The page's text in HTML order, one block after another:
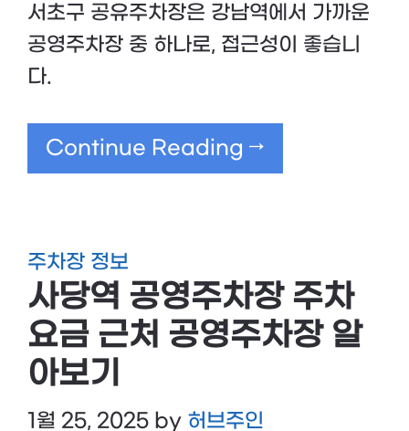
서초구 공유주차장은 강남역에서 가까운
공영주차장 중 하나로, 접근성이 좋습니
다.
Continue Reading →
주차장 정보
사당역 공영주차장 주차
요금 근처 공영주차장 알
아보기
1월 25, 2025 by 허브주인